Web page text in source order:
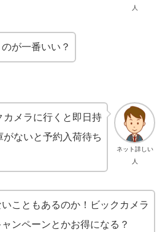
人
が一番いい？
ネット詳しい
人
メラに行くと即日持
ないと予約入荷待ち
こともあるのか！ビックカメラ
ンペーンとかお得になる？